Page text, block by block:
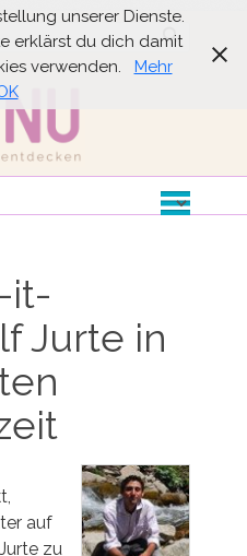
it-
Jurte in
auf
zu
unserer Dienste.
erklärst du dich damit
verwenden.
Mehr